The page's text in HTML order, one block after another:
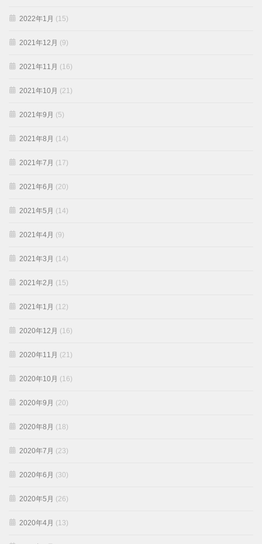
2022年1月 (15)
2021年12月 (9)
2021年11月 (16)
2021年10月 (21)
2021年9月 (5)
2021年8月 (14)
2021年7月 (17)
2021年6月 (20)
2021年5月 (14)
2021年4月 (9)
2021年3月 (14)
2021年2月 (15)
2021年1月 (12)
2020年12月 (16)
2020年11月 (21)
2020年10月 (16)
2020年9月 (20)
2020年8月 (18)
2020年7月 (23)
2020年6月 (30)
2020年5月 (26)
2020年4月 (13)